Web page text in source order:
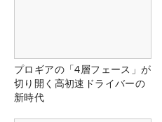
プロギアの「4層フェース」が
切り開く高初速ドライバーの
新時代